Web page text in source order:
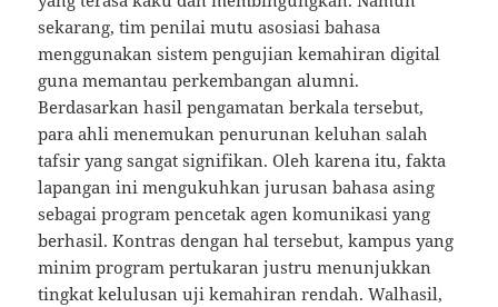
sekarang, tim penilai mutu asosiasi bahasa
menggunakan sistem pengujian kemahiran digital
guna memantau perkembangan alumni.
Berdasarkan hasil pengamatan berkala tersebut,
para ahli menemukan penurunan keluhan salah
tafsir yang sangat signifikan. Oleh karena itu, fakta
lapangan ini mengukuhkan jurusan bahasa asing
sebagai program pencetak agen komunikasi yang
berhasil. Kontras dengan hal tersebut, kampus yang
minim program pertukaran justru menunjukkan
tingkat kelulusan uji kemahiran rendah. Walhasil,